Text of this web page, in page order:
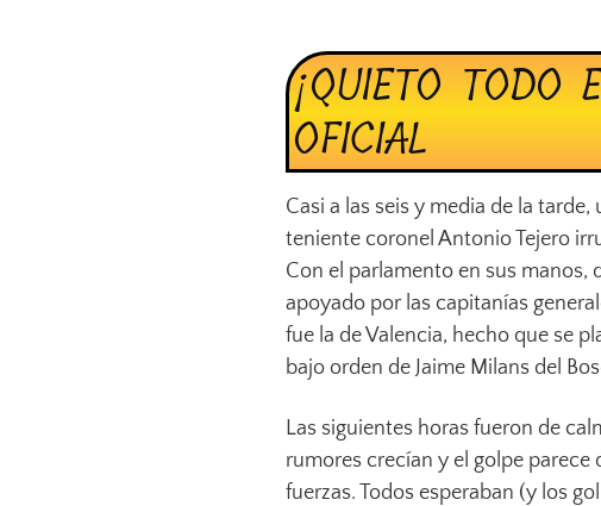
¡QUIETO TODO
OFICIAL
Casi a las seis y media de la
teniente coronel Antonio Tejero
Con el parlamento en sus manos,
apoyado por las capitanías
fue la de Valencia, hecho que se
bajo orden de Jaime Milans del
Las siguientes horas fueron de
rumores crecían y el golpe
fuerzas. Todos esperaban (y los